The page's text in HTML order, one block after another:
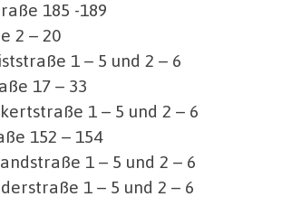
185 -189
2 – 20
1 – 5 und 2 – 6
17 – 33
1 – 5 und 2 – 6
152 – 154
1 – 5 und 2 – 6
1 – 5 und 2 – 6